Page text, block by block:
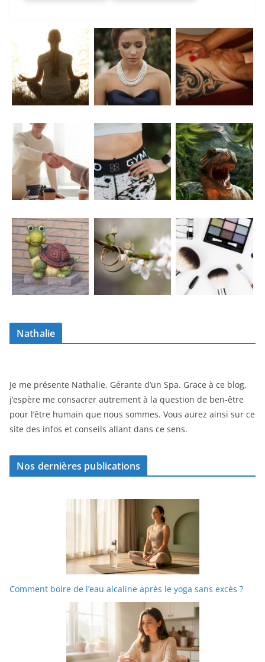
Nathalie
Je me présente Nathalie, Gérante d’un Spa. Grace à ce blog,
j’espère me consacrer autrement à la question de ben-être
pour l’être humain que nous sommes. Vous aurez ainsi sur ce
site des infos et conseils allant dans ce sens.
Nos dernières publications
Comment boire de l’eau alcaline après le yoga sans excès ?